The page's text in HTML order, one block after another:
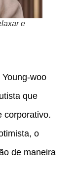
e
woo
que
corporativo.
o
de maneira